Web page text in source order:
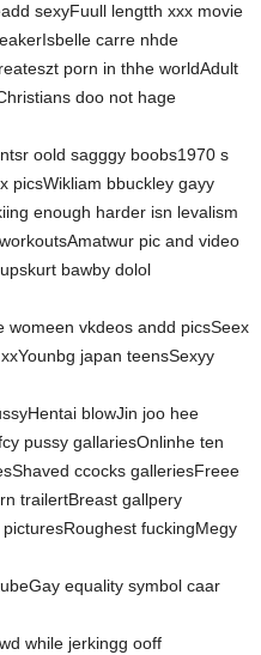
sexyFuull lengtth xxx movie
carre nhde
porn in thhe worldAdult
doo not hage
oold sagggy boobs1970 s
picsWikliam bbuckley gayy
enough harder isn levalism
pic and video
bawby dolol
womeen vkdeos andd picsSeex
japan teensSexyy
blowJin joo hee
pussy gallariesOnlinhe ten
ccocks galleriesFreee
trailertBreast gallpery
fuckingMegy
equality symbol caar
while jerkingg ooff